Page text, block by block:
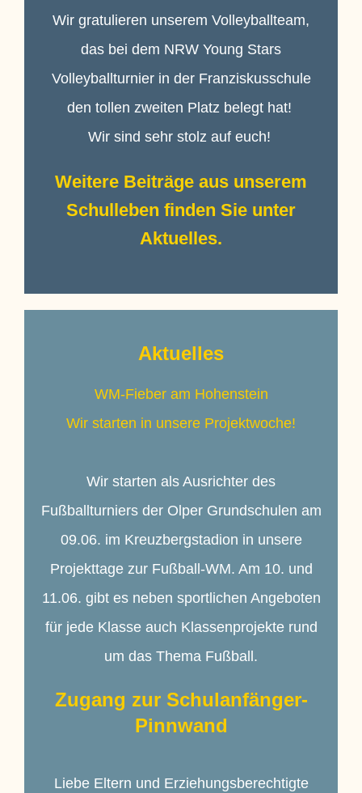
Wir gratulieren unserem Volleyballteam,
das bei dem NRW Young Stars
Volleyballturnier in der Franziskusschule
den tollen zweiten Platz belegt hat!
Wir sind sehr stolz auf euch!
Weitere Beiträge aus unserem
Schulleben finden Sie unter
Aktuelles.
Aktuelles
WM-Fieber am Hohenstein
Wir starten in unsere Projektwoche!
Wir starten als Ausrichter des
Fußballturniers der Olper Grundschulen am
09.06. im Kreuzbergstadion in unsere
Projekttage zur Fußball-WM. Am 10. und
11.06. gibt es neben sportlichen Angeboten
für jede Klasse auch Klassenprojekte rund
um das Thema Fußball.
Zugang zur Schulanfänger-
Pinnwand
Liebe Eltern und Erziehungsberechtigte